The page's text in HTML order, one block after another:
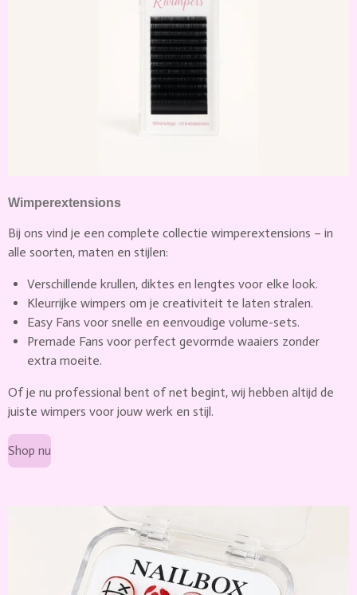
Wimperextensions
Bij ons vind je een complete collectie wimperextensions – in
alle soorten, maten en stijlen:
Verschillende krullen, diktes en lengtes voor elke look.
Kleurrijke wimpers om je creativiteit te laten stralen.
Easy Fans voor snelle en eenvoudige volume-sets.
Premade Fans voor perfect gevormde waaiers zonder
extra moeite.
Of je nu professional bent of net begint, wij hebben altijd de
juiste wimpers voor jouw werk en stijl.
Shop nu